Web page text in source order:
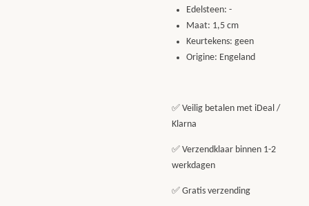
Edelsteen: -
Maat: 1,5 cm
Keurtekens: geen
Origine: Engeland
✅ Veilig betalen met iDeal /
Klarna
✅ Verzendklaar binnen 1-2
werkdagen
✅ Gratis verzending